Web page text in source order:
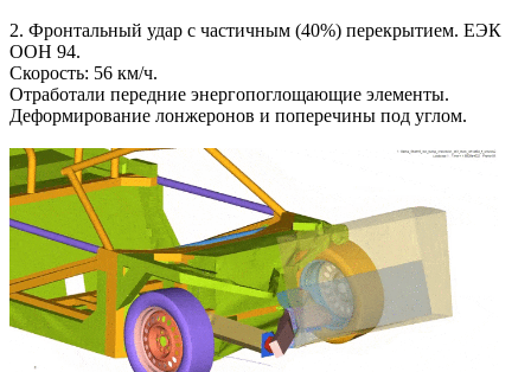
2. Фронтальный удар с частичным (40%) перекрытием. ЕЭК
ООН 94.
Скорость: 56 км/ч.
Отработали передние энергопоглощающие элементы.
Деформирование лонжеронов и поперечины под углом.